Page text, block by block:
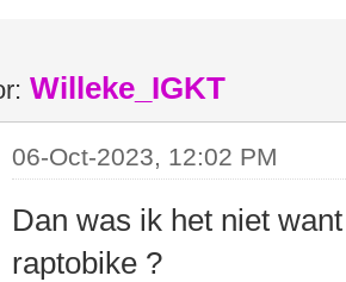
Willeke_IGKT
06-Oct-2023, 12:02 PM
Dan was ik het niet
raptobike ?